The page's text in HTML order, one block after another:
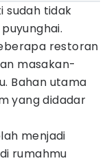
sudah tidak
restoran
masakan-
Bahan utama
yang didadar
menjadi
rumahmu